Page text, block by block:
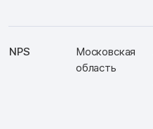
NPS
Московская
область